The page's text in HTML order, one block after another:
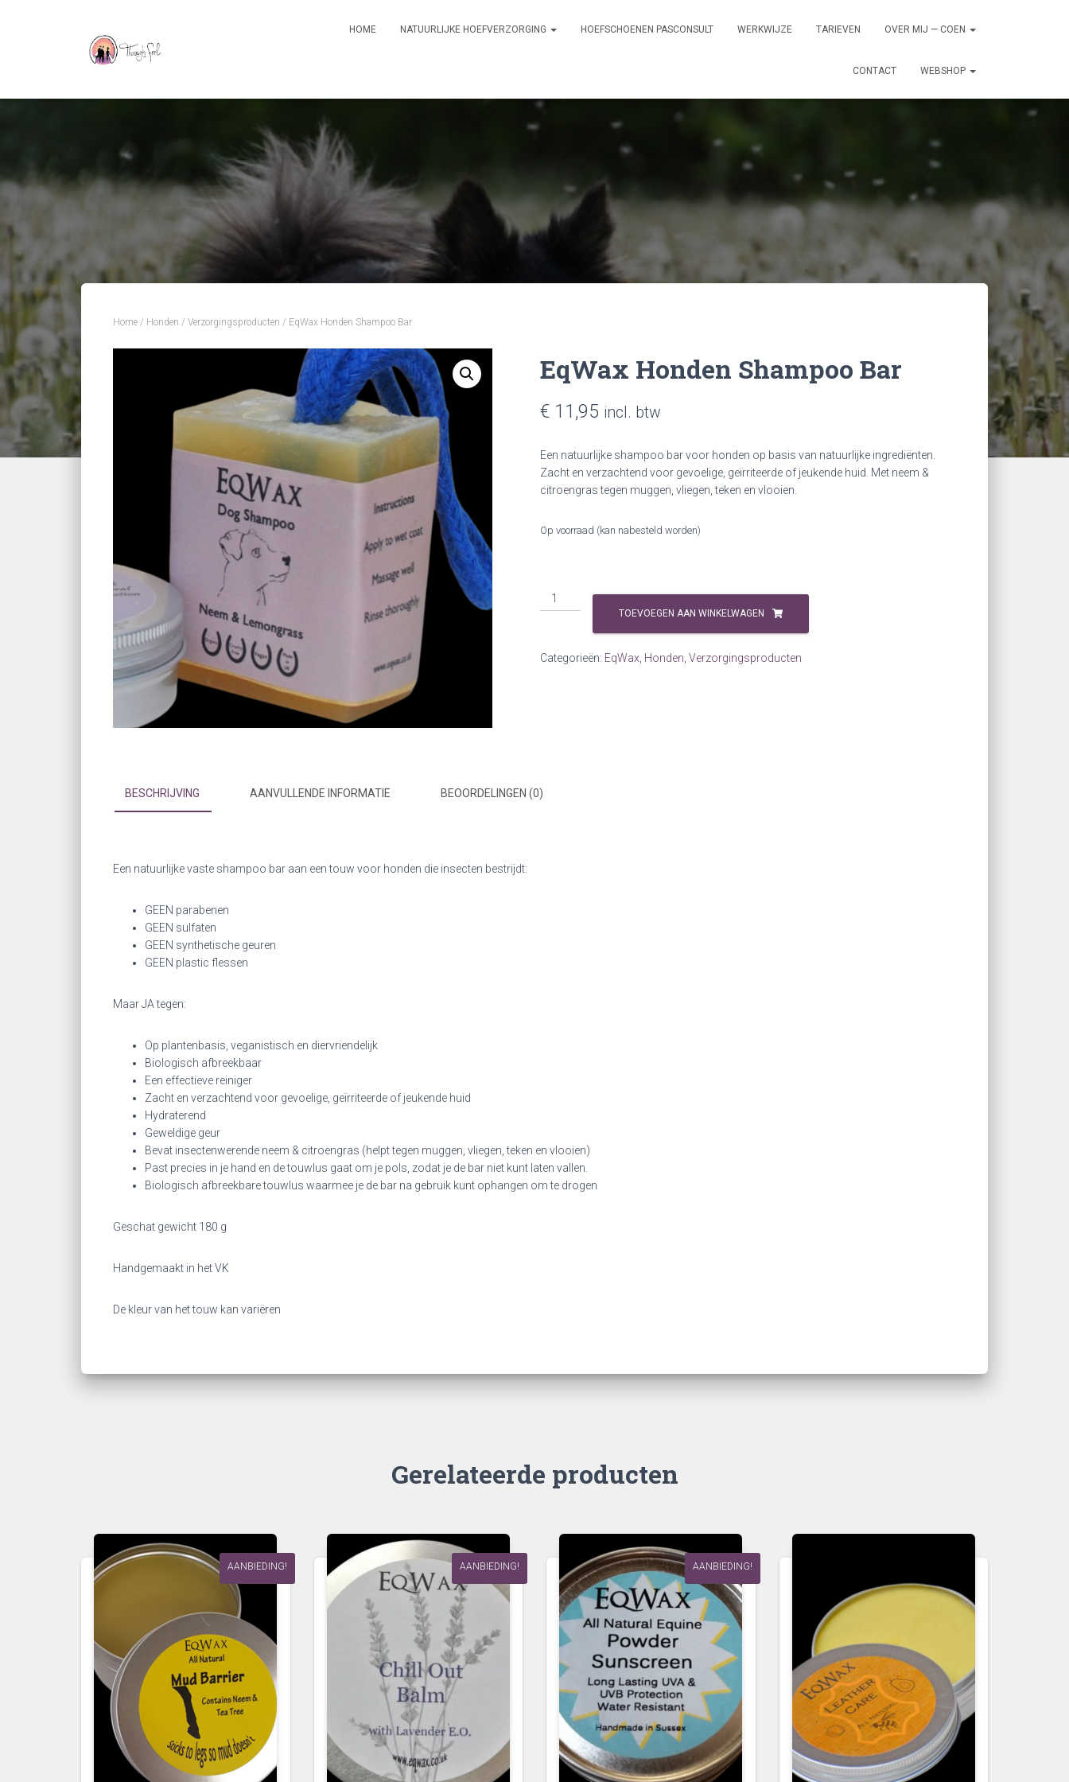
HOME NATUURLIJKE HOEFVERZORGING HOEFSCHOENEN PASCONSULT WERKWIJZE TARIEVEN OVER MIJ — COEN
CONTACT WEBSHOP
Home / Honden / Verzorgingsproducten / EqWax Honden Shampoo Bar
EqWax Honden Shampoo Bar
€ 11,95 incl. btw
Een natuurlijke shampoo bar voor honden op basis van natuurlijke ingrediënten.
Zacht en verzachtend voor gevoelige, geïrriteerde of jeukende huid. Met neem &
citroengras tegen muggen, vliegen, teken en vlooien.
Op voorraad (kan nabesteld worden)
EqWax
Honden
aantal
TOEVOEGEN AAN WINKELWAGEN
Categorieën: EqWax Honden Verzorgingsproducten
BESCHRIJVING AANVULLENDE INFORMATIE BEOORDELINGEN (0)
Een natuurlijke vaste shampoo bar aan een touw voor honden die insecten bestrijdt:
GEEN parabenen
GEEN sulfaten
GEEN synthetische geuren
GEEN plastic flessen
Maar JA tegen:
Op plantenbasis, veganistisch en diervriendelijk
Biologisch afbreekbaar
Een effectieve reiniger
Zacht en verzachtend voor gevoelige, geïrriteerde of jeukende huid
Hydraterend
Geweldige geur
Bevat insectenwerende neem & citroengras (helpt tegen muggen, vliegen, teken en vlooien)
Past precies in je hand en de touwlus gaat om je pols, zodat je de bar niet kunt laten vallen.
Biologisch afbreekbare touwlus waarmee je de bar na gebruik kunt ophangen om te drogen
Geschat gewicht 180 g
Handgemaakt in het VK
De kleur van het touw kan variëren
Gerelateerde producten
AANBIEDING! AANBIEDING! AANBIEDING!